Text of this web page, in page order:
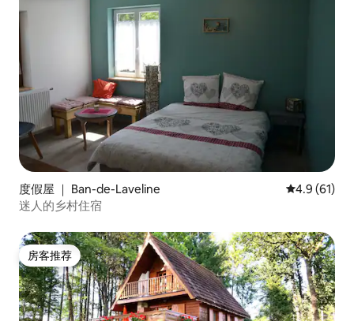
度假屋 ｜ Ban-de-Laveline 平均评分
4.9 (61)
迷人的乡村住宿
房客推荐
房客推荐